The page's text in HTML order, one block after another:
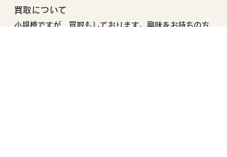
​買取について
小規模ですが、買取もしております。興味をお持ちの方